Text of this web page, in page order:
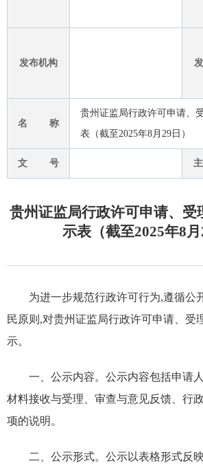
发布机构
名 称
贵州证监局行政许可申请、
表（截至2025年8月29日）
文 号
贵州证监局行政许可申请、受
示表（截至2025年8月
为进一步规范行政许可行为,遵循公
民原则,对贵州证监局行政许可申请、受
示。
一、公示内容。公示内容包括申请
材料接收与受理、审查与意见反馈、行
项的说明。
二、公示形式。公示以表格形式反